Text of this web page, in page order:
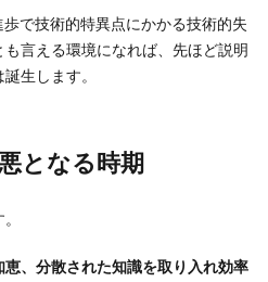
で技術的特異点にかかる技術的失
言える環境になれば、先ほど説明
生します。
となる時期
恵、分散された知識を取り入れ効率